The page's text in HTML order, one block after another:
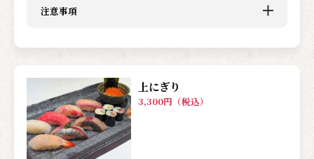
注意事項
上にぎり
3,300円（税込）